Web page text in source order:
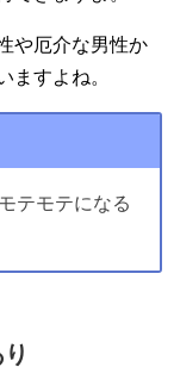
や厄介な男性か
ますよね。
テモテになる